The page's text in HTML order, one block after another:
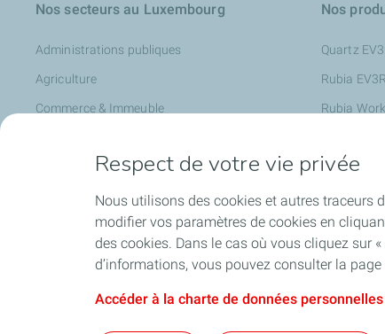
Nos secteurs au Luxembourg
Administrations publiques
Agriculture
Commerce & Immeuble
Transports
Travaux publics
Nos
Quartz
Rubia EV3R
Rubia
Lubrifiants
Charge +
Respect de votre vie privée
Nous utilisons des cookies et autres traceurs
modifier vos paramètres de cookies en
des cookies. Dans le cas où vous cliquez sur
d’informations, vous pouvez consulter la
Accéder à la charte de données